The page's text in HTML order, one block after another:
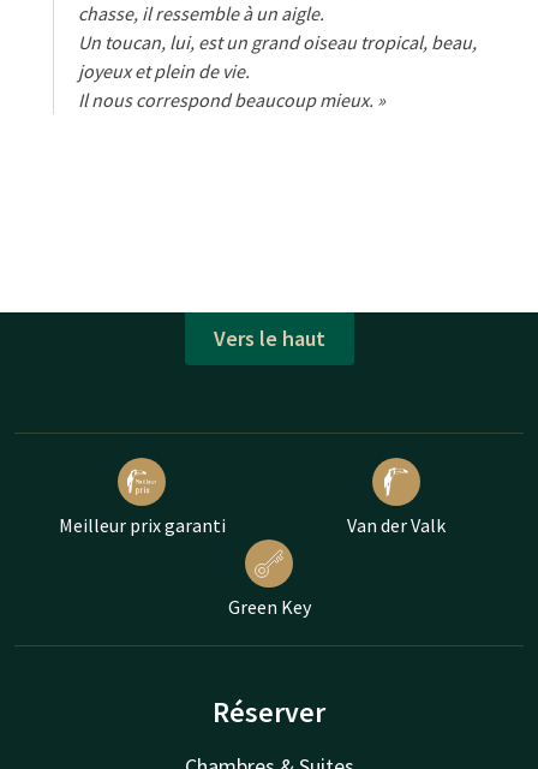
chasse, il ressemble à un aigle.
Un toucan, lui, est un grand oiseau tropical, beau,
joyeux et plein de vie.
Il nous correspond beaucoup mieux. »
Vers le haut
Meilleur prix garanti Van der Valk
Green Key
Réserver